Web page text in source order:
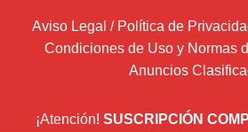
Aviso Legal / Política de
Condiciones de Uso y Normas
Anuncios
¡Atención! SUSCRIPCIÓN